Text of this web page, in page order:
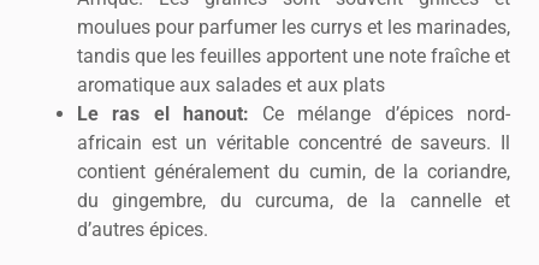
moulues pour parfumer les currys et les marinades,
tandis que les feuilles apportent une note fraîche et
aromatique aux salades et aux plats
Le ras el hanout: Ce mélange d’épices nord-
africain est un véritable concentré de saveurs. Il
contient généralement du cumin, de la coriandre,
du gingembre, du curcuma, de la cannelle et
d’autres épices.